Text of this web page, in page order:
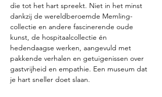
die tot het hart spreekt. Niet in het minst
dankzij de wereldberoemde Memling-
collectie en andere fascinerende oude
kunst, de hospitaalcollectie én
hedendaagse werken, aangevuld met
pakkende verhalen en getuigenissen over
gastvrijheid en empathie. Een museum dat
je hart sneller doet slaan.